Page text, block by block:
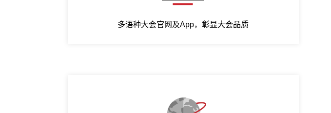
多语种大会官网及App，彰显大会品质